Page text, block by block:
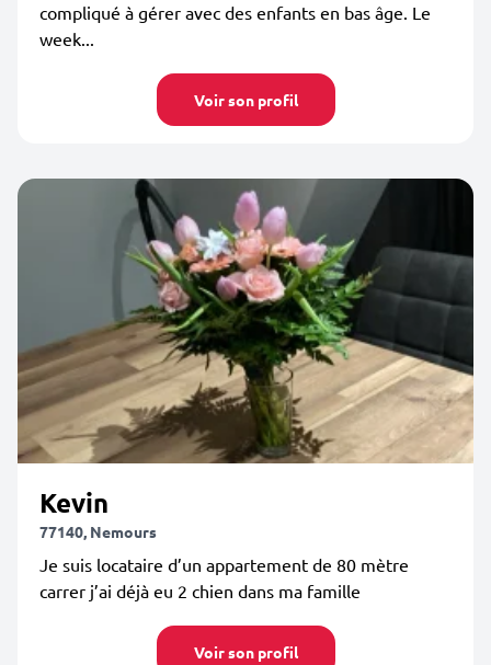
compliqué à gérer avec des enfants en bas âge. Le
week...
Voir son profil
Kevin
77140, Nemours
Je suis locataire d’un appartement de 80 mètre
carrer j’ai déjà eu 2 chien dans ma famille
Voir son profil